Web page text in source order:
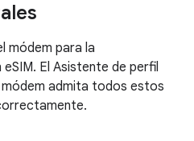
módem para la
El Asistente de perfil
admita todos estos